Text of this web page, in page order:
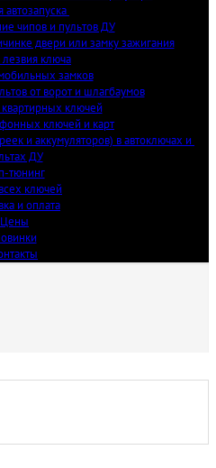
чипов и пультов ДУ
двери или замку зажигания
ключа
замков
от ворот и шлагбаумов
ключей
ключей и карт
и аккумуляторов) в автоключах и
ДУ
тюнинг
ключей
и оплата
Цены